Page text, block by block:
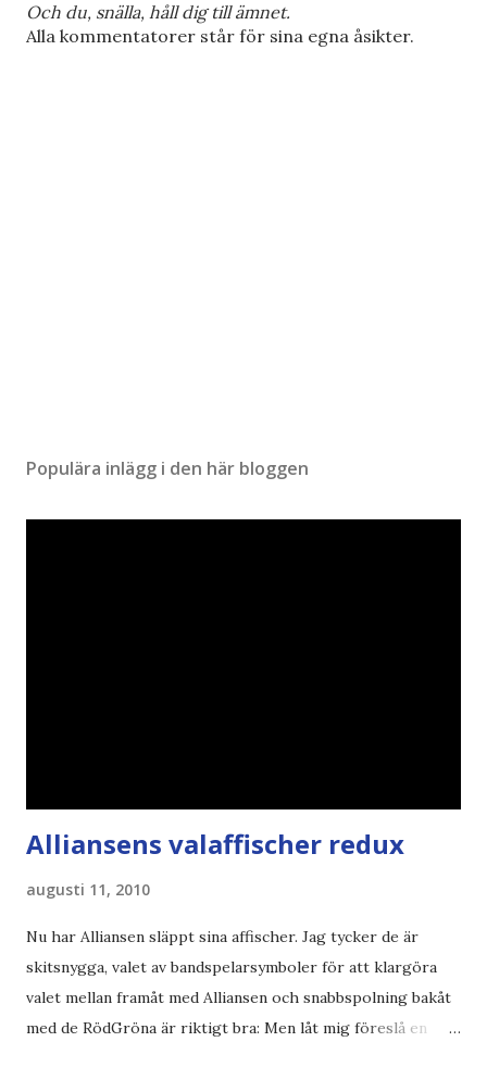
o
m
Och du, snälla, håll dig till ämnet.
Alla kommentatorer står för sina egna åsikter.
Populära inlägg i den här bloggen
Alliansens valaffischer redux
augusti 11, 2010
Nu har Alliansen släppt sina affischer. Jag tycker de är
skitsnygga, valet av bandspelarsymboler för att klargöra
valet mellan framåt med Alliansen och snabbspolning bakåt
med de RödGröna är riktigt bra: Men låt mig föreslå en